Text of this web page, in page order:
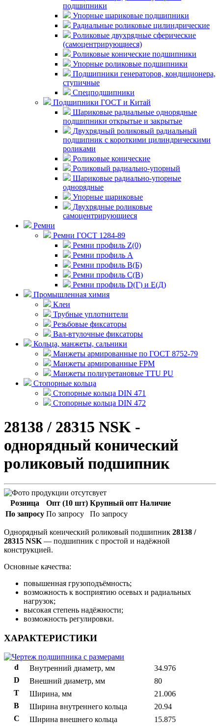
подшипники
Упорные шариковые подшипники
Радиальные роликовые цилиндрические
Роликовые двухрядные сферические
(самоцентрирующиеся)
Роликовые конические подшипники
Упорные роликовые подшипники
Подшипники генераторов, кондиционера,
ступичные
Спецподшипники
Подшипники ГОСТ и Китай
Шариковые радиальные однорядные
подшипники открытые и закрытые
Двухрядный роликовый радиальный
подшипник с короткими цилиндрическими
роликами
Роликовые конические
Роликовый радиально-упорный
Шариковые радиально-упорные
однорядные
Упорные шариковые
Двухрядные роликовые
самоцентрирующиеся
Ремни
Ремни ГОСТ 1284-89
Ремни профиль Z(0)
Ремни профиль А
Ремни профиль В(Б)
Ремни профиль С(В)
Ремни профиль D(Г) и E(Д)
Промышленная химия
Клеи
Трубные уплотнители
Резьбовые фиксаторы
Вал-втулочные фиксаторы
Кольца, манжеты, сальники
Манжеты армированные по ГОСТ 8752-79
Манжеты армированные FPM
Манжеты полиуретановые TTU PU
Стопорные кольца
Стопорные кольца DIN 471
Стопорные кольца DIN 472
28138 / 28315 NSK -
однорядный конический
роликовый подшипник
Розница Опт (10 шт) Крупный опт Наличие
По запросу По запросу По запросу
Однорядный конический роликовый подшипник 28138 /
28315 NSK — подшипник с простой и надёжной
конструкцией.
Основные качества:
повышенная грузоподъёмность;
возможность к восприятию осевых и радиальных
нагрузок;
высокая степень надёжности;
возможность регулировки.
ХАРАКТЕРИСТИКИ
d Внутренний диаметр, мм
34.976
D
Внешний диаметр, мм
80
T
Ширина, мм
21.006
B
Ширина внутреннего кольца
20.94
С
Ширина внешнего кольца
15.875